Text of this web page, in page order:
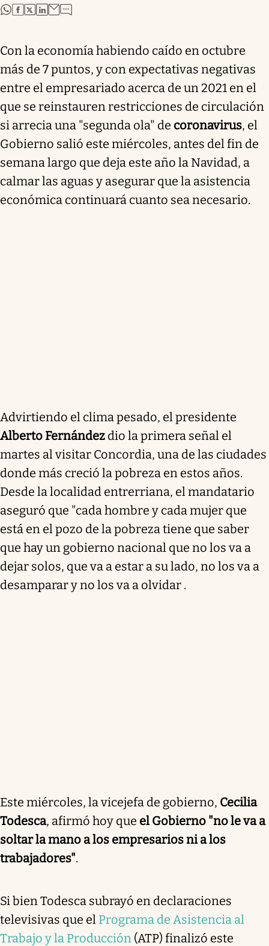
abre en nueva pestaña
abre en nueva pestaña
abre en nueva pestaña
abre en nueva pestaña
Con la economía habiendo caído en octubre
más de 7 puntos, y con expectativas negativas
entre el empresariado acerca de un 2021 en el
que se reinstauren restricciones de circulación
si arrecia una "segunda ola" de coronavirus, el
Gobierno salió este miércoles, antes del fin de
semana largo que deja este año la Navidad, a
calmar las aguas y asegurar que la asistencia
económica continuará cuanto sea necesario.
Advirtiendo el clima pesado, el presidente
Alberto Fernández dio la primera señal el
martes al visitar Concordia, una de las ciudades
donde más creció la pobreza en estos años.
Desde la localidad entrerriana, el mandatario
aseguró que "cada hombre y cada mujer que
está en el pozo de la pobreza tiene que saber
que hay un gobierno nacional que no los va a
dejar solos, que va a estar a su lado, no los va a
desamparar y no los va a olvidar .
Este miércoles, la vicejefa de gobierno, Cecilia
Todesca, afirmó hoy que el Gobierno "no le va a
soltar la mano a los empresarios ni a los
trabajadores".
Si bien Todesca subrayó en declaraciones
televisivas que el Programa de Asistencia al
Trabajo y la Producción (ATP) finalizó este